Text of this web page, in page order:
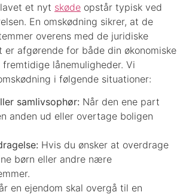
et nyt skøde opstår typisk ved
En omskødning sikrer, at de
overens med de juridiske
er afgørende for både din økonomiske
lånemuligheder. Vi
i følgende situationer:
samlivsophør: Når den ene part
anden ud eller overtage boligen
Hvis du ønsker at overdrage
børn eller andre nære
en ejendom skal overgå til en